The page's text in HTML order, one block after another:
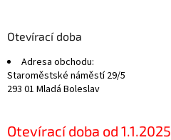
Otevírací doba
Adresa obchodu:
Staroměstské náměstí 29/5
293 01 Mladá Boleslav
Otevírací doba od 1.1.2025